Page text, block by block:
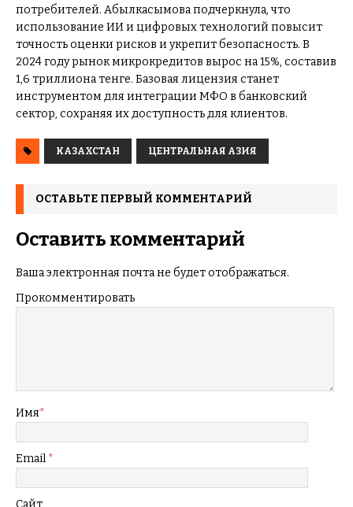
потребителей. Абылкасымова подчеркнула, что
использование ИИ и цифровых технологий повысит
точность оценки рисков и укрепит безопасность. В
2024 году рынок микрокредитов вырос на 15%, составив
1,6 триллиона тенге. Базовая лицензия станет
инструментом для интеграции МФО в банковский
сектор, сохраняя их доступность для клиентов.
КАЗАХСТАН ЦЕНТРАЛЬНАЯ АЗИЯ
ОСТАВЬТЕ ПЕРВЫЙ КОММЕНТАРИЙ
Оставить комментарий
Ваша электронная почта не будет отображаться.
Прокомментировать
Имя*
Email *
Сайт